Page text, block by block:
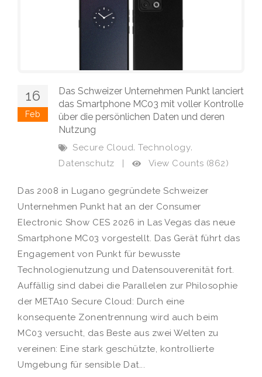
16
Feb
Das Schweizer Unternehmen Punkt lanciert
das Smartphone MC03 mit voller Kontrolle
über die persönlichen Daten und deren
Nutzung
Secure Cloud, Technology,
Datenschutz
View Counts (862)
Das 2008 in Lugano gegründete Schweizer
Unternehmen Punkt hat an der Consumer
Electronic Show CES 2026 in Las Vegas das neue
Smartphone MC03 vorgestellt. Das Gerät führt das
Engagement von Punkt für bewusste
Technologienutzung und Datensouverenität fort.
Auffällig sind dabei die Parallelen zur Philosophie
der META10 Secure Cloud: Durch eine
konsequente Zonentrennung wird auch beim
MC03 versucht, das Beste aus zwei Welten zu
vereinen: Eine stark geschützte, kontrollierte
Umgebung für sensible Dat...